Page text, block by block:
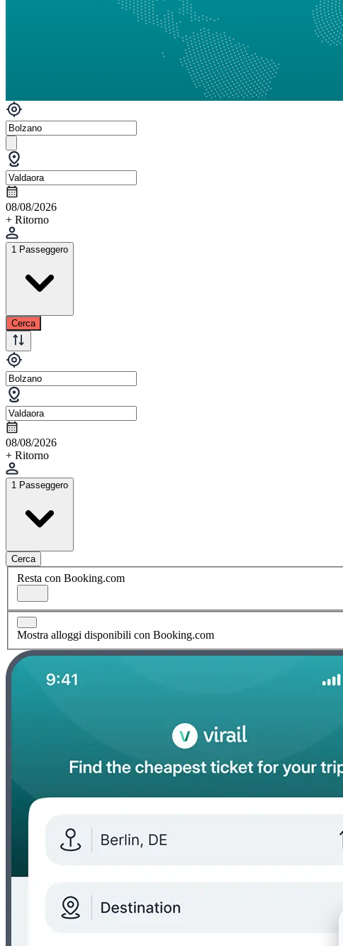
08/08/2026
+ Ritorno
1 Passeggero
Cerca
08/08/2026
+ Ritorno
1 Passeggero
Cerca
Resta con Booking.com
Mostra alloggi disponibili con Booking.com